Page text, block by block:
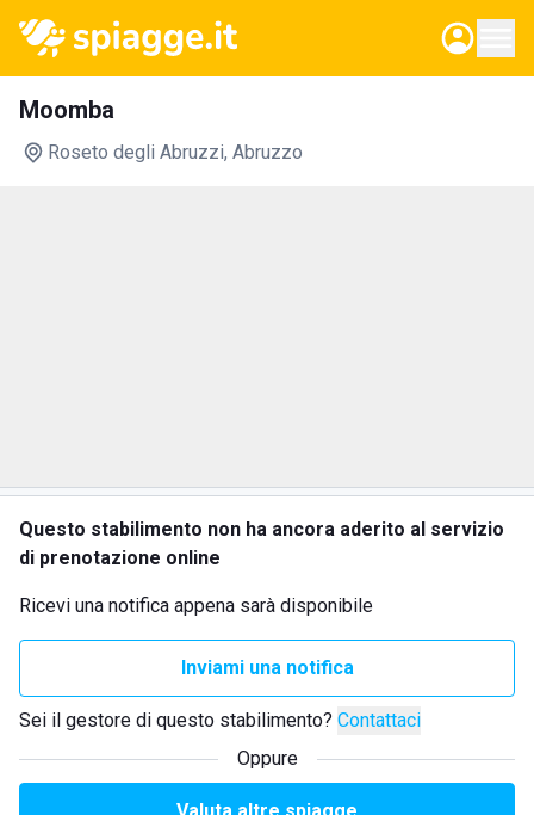
Moomba
Roseto degli Abruzzi, Abruzzo
Questo stabilimento non ha ancora aderito al servizio
di prenotazione online
Ricevi una notifica appena sarà disponibile
Inviami una notifica
Sei il gestore di questo stabilimento? Contattaci
Oppure